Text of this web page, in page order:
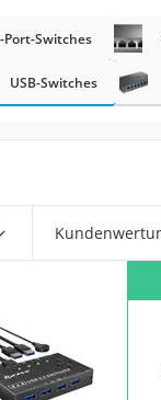
Port-Switches
USB-Switches